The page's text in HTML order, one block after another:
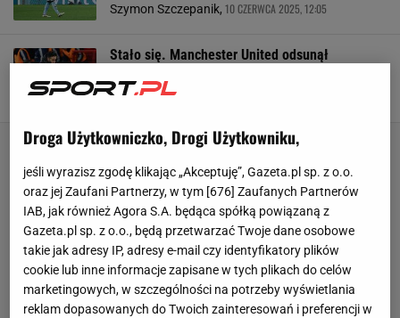
Szymon Szczepanik, 10 CZERWCA 2025, 12:05
Stało się. Manchester United odsunął
Marcin Jaz,
Droga Użytkowniczko, Drogi Użytkowniku,
jeśli wyrazisz zgodę klikając „Akceptuję”, Gazeta.pl sp. z o.o.
oraz jej Zaufani Partnerzy, w tym [676] Zaufanych Partnerów
IAB, jak również Agora S.A. będąca spółką powiązaną z
Gazeta.pl sp. z o.o., będą przetwarzać Twoje dane osobowe
takie jak adresy IP, adresy e-mail czy identyfikatory plików
cookie lub inne informacje zapisane w tych plikach do celów
marketingowych, w szczególności na potrzeby wyświetlania
reklam dopasowanych do Twoich zainteresowań i preferencji w